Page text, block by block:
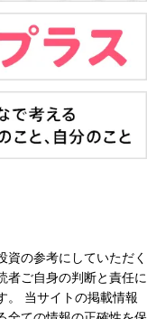
資の参考にしていただく
者ご自身の判断と責任に
。 当サイトの掲載情報